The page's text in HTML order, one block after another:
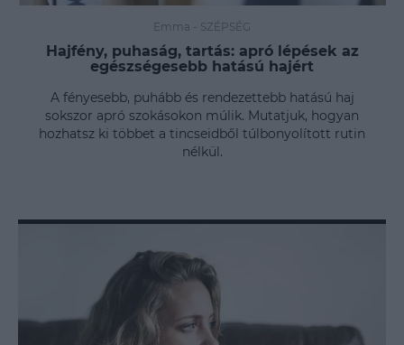
Emma - SZÉPSÉG
Hajfény, puhaság, tartás: apró lépések az
egészségesebb hatású hajért
A fényesebb, puhább és rendezettebb hatású haj
sokszor apró szokásokon múlik. Mutatjuk, hogyan
hozhatsz ki többet a tincseidből túlbonyolított rutin
nélkül.